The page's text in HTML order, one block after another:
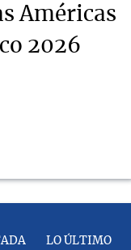
Américas
2026
LO ÚLTIMO